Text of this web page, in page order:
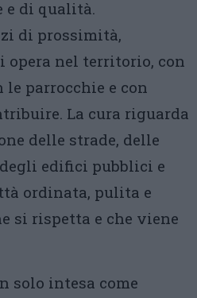
e di qualità.
di prossimità,
opera nel territorio, con
parrocchie e con
La cura riguarda
delle strade, delle
edifici pubblici e
ordinata, pulita e
si rispetta e che viene
solo intesa come